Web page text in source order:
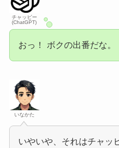
チャッピー
(ChatGPT)
おっ！ ボクの出番だな。
いなかた
いやいや、それはチャッ